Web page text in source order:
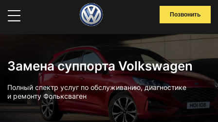
Позвонить
Замена суппорта Volkswagen
Полный спектр услуг по обслуживанию, диагностике
и ремонту Фольксваген